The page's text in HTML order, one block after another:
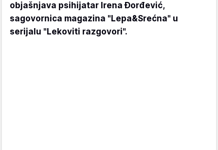
objašnjava psihijatar Irena Đorđević,
sagovornica magazina "Lepa&Srećna" u
serijalu "Lekoviti razgovori".